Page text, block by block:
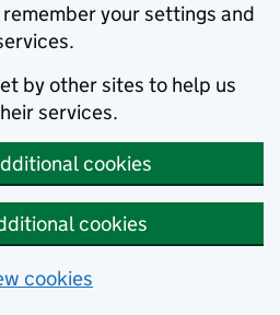
remember your settings and
by other sites to help us
services.
cookies
cookies
cookies